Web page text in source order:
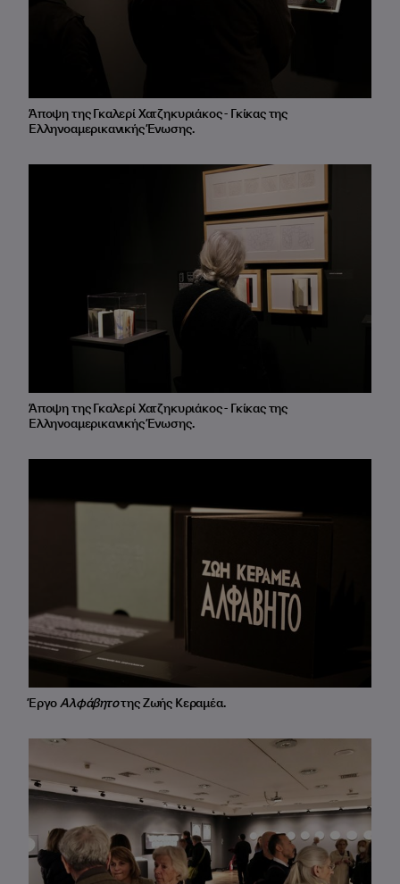
Άποψη της Γκαλερί Χατζηκυριάκος - Γκίκας της
Ελληνοαμερικανικής Ένωσης.
Άποψη της Γκαλερί Χατζηκυριάκος - Γκίκας της
Ελληνοαμερικανικής Ένωσης.
ΈργοΑλφάβητοτης Ζωής Κεραμέα.